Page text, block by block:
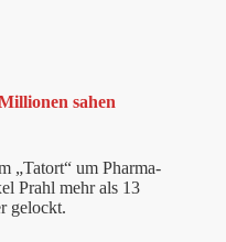
sahen
„Tatort“ um Pharma-
Prahl mehr als 13
gelockt.